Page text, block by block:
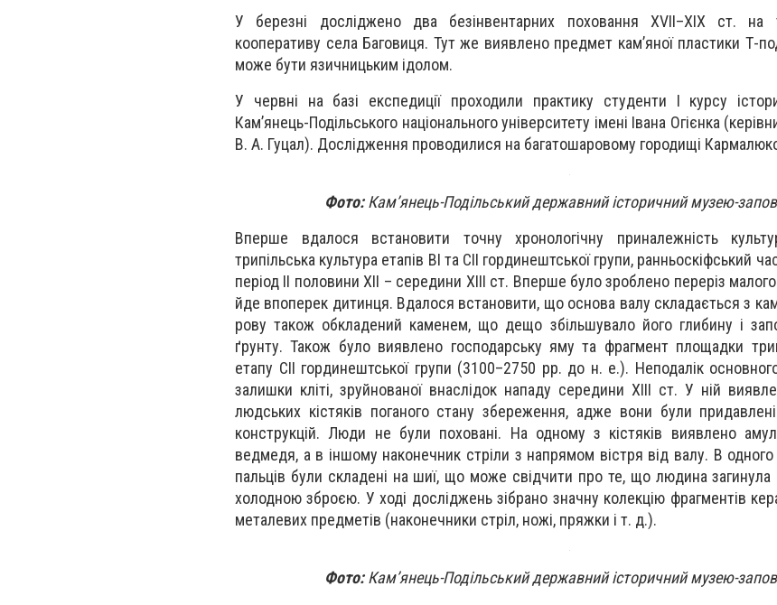
У березні досліджено два безінвентарних поховання XVII–ХІХ ст. на
кооперативу села Баговиця. Тут же виявлено предмет кам’яної пластики Т-
може бути язичницьким ідолом.
У червні на базі експедиції проходили практику студенти І курсу
Кам’янець-Подільського національного університету імені Івана Огієнка
В. А. Гуцал). Дослідження проводилися на багатошаровому городищі
Фото:Кам’янець-Подільський державний історичний музею-
Вперше вдалося встановити точну хронологічну приналежність
трипільська культура етапів ВІ та СІІ гординештської групи, ранньоскіфський
період ІІ половини ХІІ – середини ХІІІ ст. Вперше було зроблено переріз
йде впоперек дитинця. Вдалося встановити, що основа валу складається з
рову також обкладений каменем, що дещо збільшувало його глибину і
ґрунту. Також було виявлено господарську яму та фрагмент площадки
етапу СІІ гординештської групи (3100–2750 рр. до н. е.). Неподалік
залишки кліті, зруйнованої внаслідок нападу середини ХІІІ ст. У ній
людських кістяків поганого стану збереження, адже вони були
конструкцій. Люди не були поховані. На одному з кістяків виявлено
ведмедя, а в іншому наконечник стріли з напрямом вістря від валу. В одного
пальців були складені на шиї, що може свідчити про те, що людина загинула
холодною зброєю. У ході досліджень зібрано значну колекцію фрагментів
металевих предметів (наконечники стріл, ножі, пряжки і т. д.).
Фото:Кам’янець-Подільський державний історичний музею-